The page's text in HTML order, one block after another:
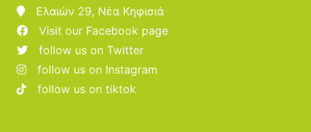
Ελαιών 29, Νέα Κηφισιά
Visit our Facebook page
follow us on Twitter
follow us on Instagram
follow us on tiktok